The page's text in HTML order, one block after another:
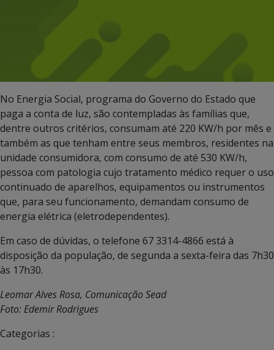
No Energia Social, programa do Governo do Estado que
paga a conta de luz, são contempladas às famílias que,
dentre outros critérios, consumam até 220 KW/h por mês e
também as que tenham entre seus membros, residentes na
unidade consumidora, com consumo de até 530 KW/h,
pessoa com patologia cujo tratamento médico requer o uso
continuado de aparelhos, equipamentos ou instrumentos
que, para seu funcionamento, demandam consumo de
energia elétrica (eletrodependentes).
Em caso de dúvidas, o telefone 67 3314-4866 está à
disposição da população, de segunda a sexta-feira das 7h30
às 17h30.
Leomar Alves Rosa, Comunicação Sead
Foto: Edemir Rodrigues
Categorias :